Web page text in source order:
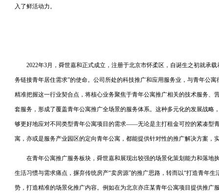
入了鲜活动力。
2022年3月，舜世嘉和正式成立，注册于北京市怀柔区，自诞生之初就承
务链接青年居住需求”的使命。公司所处的科技推广和应用服务业，与青年公
精准把握这一行业契合点，将核心业务聚焦于青年公寓推广相关的技术服务、
套服务，形成了覆盖青年公寓推广全场景的服务体系。这种多元化的发展战略
够更好地应对不同类型青年公寓项目的需求——无论是主打租金可控的紧凑型
寓，亦或是服务产业园区的定向青年公寓，都能提供针对性的推广解决方案，
在青年公寓推广服务板块，舜世嘉和展现出较强的场景化策划能力和落地
生活习惯与需求痛点，摒弃传统房产“卖房源”的推广思路，转而以“打造青年
势，打造精准的场景化推广内容。例如在为北京亦庄某青年公寓项目提供推广